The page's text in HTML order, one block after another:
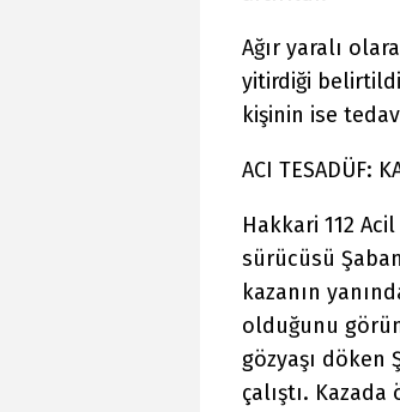
Ağır yaralı
yitirdiği
kişinin ise
ACI TESADÜF:
Hakkari 112
sürücüsü
kazanın
olduğunu
gözyaşı döken
çalıştı.